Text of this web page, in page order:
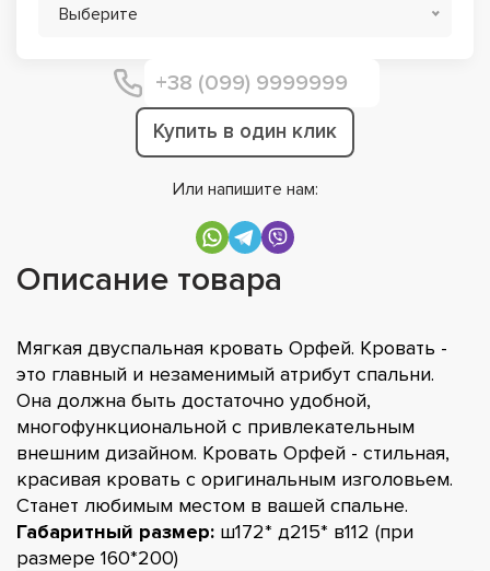
Выберите
Купить в один клик
Или напишите нам:
Описание товара
Мягкая двуспальная кровать Орфей. Кровать -
это главный и незаменимый атрибут спальни.
Она должна быть достаточно удобной,
многофункциональной с привлекательным
внешним дизайном. Кровать Орфей - стильная,
красивая кровать с оригинальным изголовьем.
Станет любимым местом в вашей спальне.
Габаритный размер: ш172* д215* в112 (при
размере 160*200)